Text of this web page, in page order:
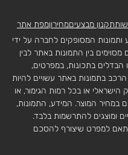
תקנון מבצעיםמחירוןמפת אתר
ותמונות המסופקים לחברה על ידי
מסוימים בין התמונות באתר לבין
הבדלים בתכונות, במפרטים,
הרכב בתמונות באתר עשויים להיות
הישראלי או בכל רמות הגימור, או
במחיר המוצר. המידע, התמונות,
ומוצגים להתרשמות בלבד.
למפרט שיצורף להסכם